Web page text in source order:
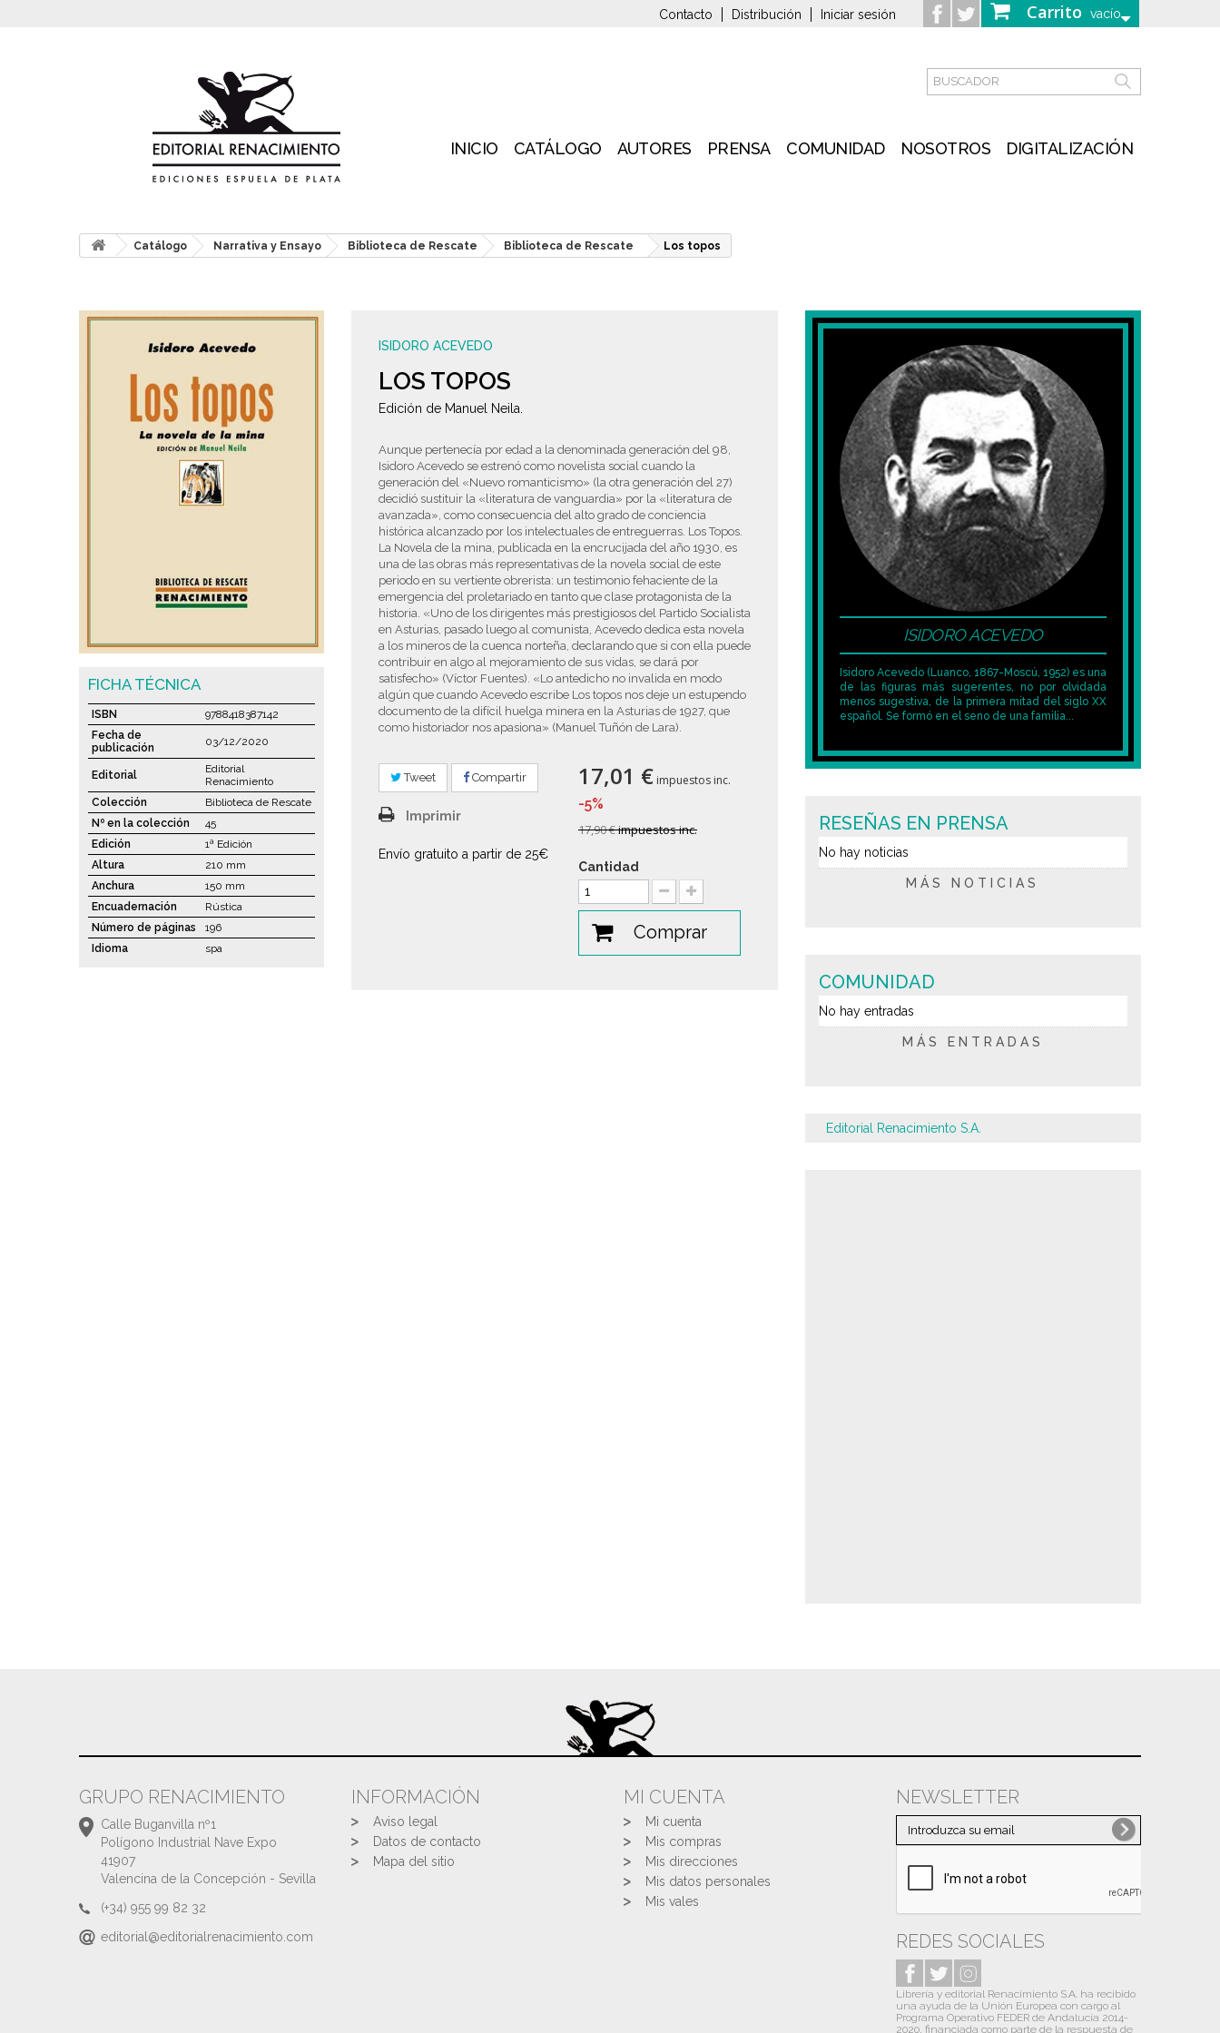
Carrito vacío
Contacto Distribución Iniciar sesión
INICIO CATÁLOGO AUTORES PRENSA COMUNIDAD NOSOTROS DIGITALIZACIÓN
Catálogo Narrativa y Ensayo Biblioteca de Rescate Biblioteca de Rescate Los topos
ISIDORO ACEVEDO
LOS TOPOS
Edición de Manuel Neila.
Aunque pertenecía por edad a la denominada generación del 98,
Isidoro Acevedo se estrenó como novelista social cuando la
generación del «Nuevo romanticismo» (la otra generación del 27)
decidió sustituir la «literatura de vanguardia» por la «literatura de
avanzada», como consecuencia del alto grado de conciencia
histórica alcanzado por los intelectuales de entreguerras. Los Topos.
La Novela de la mina, publicada en la encrucijada del año 1930, es
una de las obras más representativas de la novela social de este
periodo en su vertiente obrerista: un testimonio fehaciente de la
emergencia del proletariado en tanto que clase protagonista de la
historia. «Uno de los dirigentes más prestigiosos del Partido Socialista
en Asturias, pasado luego al comunista, Acevedo dedica esta novela
a los mineros de la cuenca norteña, declarando que si con ella puede
contribuir en algo al mejoramiento de sus vidas, se dará por
satisfecho» (Víctor Fuentes). «Lo antedicho no invalida en modo
algún que cuando Acevedo escribe Los topos nos deje un estupendo
documento de la difícil huelga minera en la Asturias de 1927, que
como historiador nos apasiona» (Manuel Tuñón de Lara).
Tweet Compartir
Imprimir
Envío gratuito a partir de 25€
17,01 € impuestos inc.
-5%
17,90 €impuestos inc.
Cantidad
Comprar
FICHA TÉCNICA
ISBN
9788418387142
Fecha de
publicación
03/12/2020
Editorial
Editorial
Renacimiento
Colección
Biblioteca de Rescate
Nº en la colección
45
Edición
1ª Edición
Altura
210 mm
Anchura
150 mm
Encuadernación
Rústica
Número de páginas
196
Idioma
spa
ISIDORO ACEVEDO
Isidoro Acevedo (Luanco, 1867-Moscú, 1952) es una
de las figuras más sugerentes, no por olvidada
menos sugestiva, de la primera mitad del siglo XX
español. Se formó en el seno de una familia...
RESEÑAS EN PRENSA
No hay noticias
MÁS NOTICIAS
COMUNIDAD
No hay entradas
MÁS ENTRADAS
Editorial Renacimiento S.A.
GRUPO RENACIMIENTO
Calle Buganvilla nº1
Polígono Industrial Nave Expo
41907
Valencina de la Concepción - Sevilla
(+34) 955 99 82 32
editorial@editorialrenacimiento.com
INFORMACIÓN
Aviso legal
Datos de contacto
Mapa del sitio
MI CUENTA
Mi cuenta
Mis compras
Mis direcciones
Mis datos personales
Mis vales
NEWSLETTER
REDES SOCIALES
Librería y editorial Renacimiento S.A. ha recibido
una ayuda de la Unión Europea con cargo al
Programa Operativo FEDER de Andalucía 2014-
2020, financiada como parte de la respuesta de